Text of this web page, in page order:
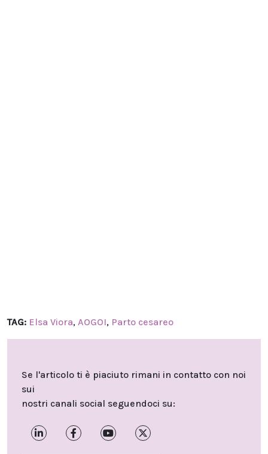
TAG: Elsa Viora, AOGOI, Parto cesareo
Se l'articolo ti è piaciuto rimani in contatto con noi
sui
nostri canali social seguendoci su: